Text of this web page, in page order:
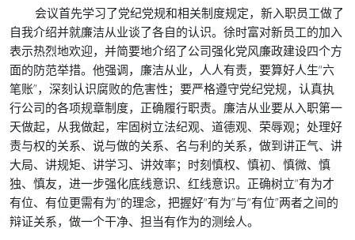
会议首先学习了党纪党规和相关制度规定，新入职员工做了
自我介绍并就廉洁从业谈了各自的认识。徐时富对新员工的加入
表示热烈地欢迎，并简要地介绍了公司强化党风廉政建设四个方
面的防范举措。他强调，廉洁从业，人人有责，要算好人生“六
笔账”，深刻认识腐败的危害性；要严格遵守党纪党规，认真执
行公司的各项规章制度，正确履行职责。廉洁从业要从入职第一
天做起，从我做起，牢固树立法纪观、道德观、荣辱观；处理好
责与权的关系、说与做的关系、名与利的关系，做到讲正气、讲
大局、讲规矩、讲学习、讲效率；时刻慎权、慎初、慎微、慎
独、慎友，进一步强化底线意识、红线意识。正确树立“有为才
有位、有位更需有为”的理念，把握好“有为”与“有位”两者之间的
辩证关系，做一个干净、担当有作为的测绘人。